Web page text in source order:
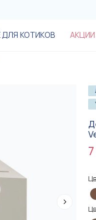
до
ДЛЯ КОТИКОВ
до
АКЦИИ